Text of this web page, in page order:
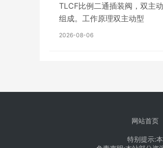
TLCF比例二通插装阀，双主
组成。工作原理双主动型
2026-08-06
网站首页
特别提示: